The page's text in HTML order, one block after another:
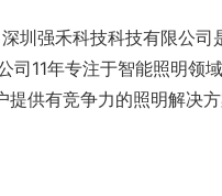
圳强禾科技科技有限公
司11年专注于智能照明领
供有竞争力的照明解决方